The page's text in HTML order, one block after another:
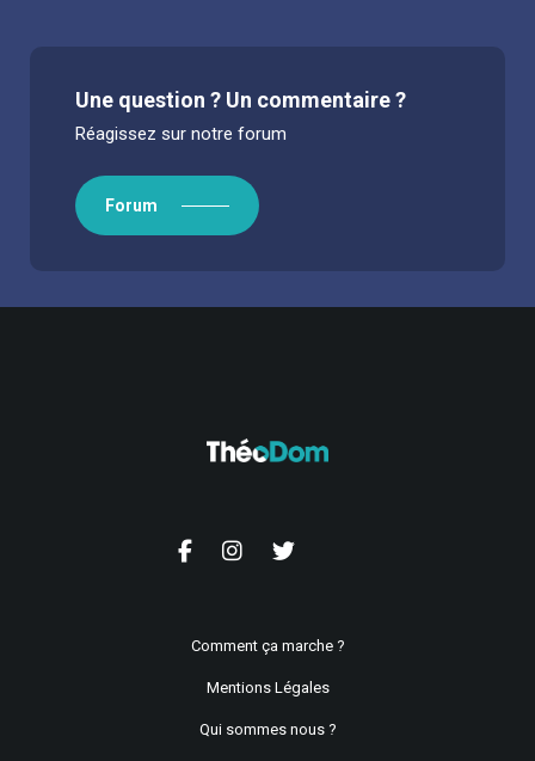
Une question ? Un commentaire ?
Réagissez sur notre forum
Forum
Comment ça marche ?
Mentions Légales
Qui sommes nous ?